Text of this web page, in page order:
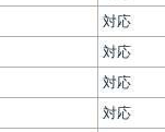
対応
対応
対応
対応